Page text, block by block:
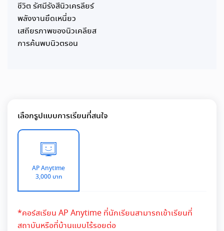
ชีวิต รัศมีรังสีนิวเครลียร์
พลังงานยึดเหนี่ยว
เสถียรภาพของนิวเคลียส
การค้นพบนิวตรอน
เลือกรูปแบบการเรียนที่สนใจ
AP Anytime
3,000 บาท
*คอร์สเรียน AP Anytime ที่นักเรียนสามารถเข้าเรียนที่
สถาบันหรือที่บ้านแบบไร้รอยต่อ